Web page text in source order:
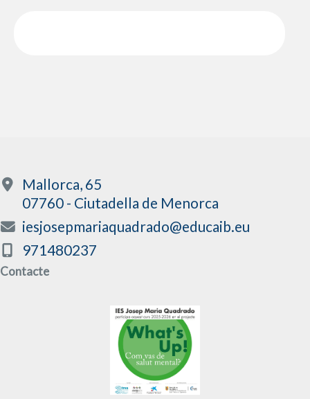
Mallorca, 65
07760 - Ciutadella de Menorca
iesjosepmariaquadrado@educaib.eu
971480237
Contacte